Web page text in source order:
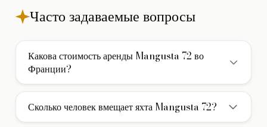
Часто задаваемые вопросы
Какова стоимость аренды Mangusta 72 во
Франции?
Франции составляет 4.200€/день. В указанную цену
обычно включены услуги экипажа, страховка и стоянка в
Сколько человек вмещает яхта Mangusta 72?